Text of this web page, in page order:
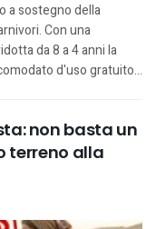
a sostegno della
Con una
da 8 a 4 anni la
d'uso gratuito...
non basta un
terreno alla